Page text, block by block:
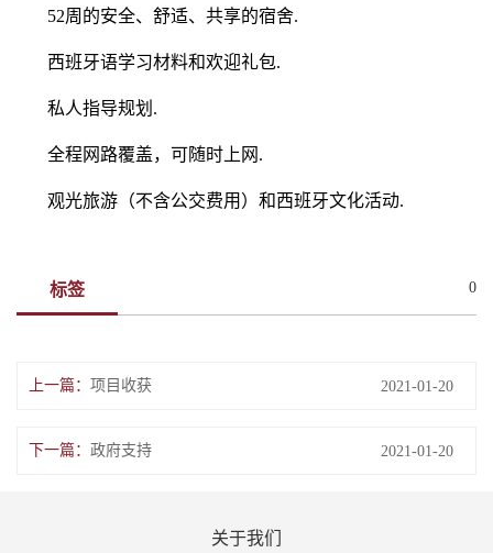
52周的安全、舒适、共享的宿舍.
西班牙语学习材料和欢迎礼包.
私人指导规划.
全程网路覆盖，可随时上网.
观光旅游（不含公交费用）和西班牙文化活动.
标签 0
上一篇： 项目收获 2021-01-20
下一篇： 政府支持 2021-01-20
关于我们